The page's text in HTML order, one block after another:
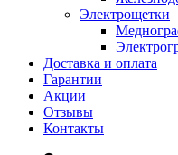
Электрощетки
Доставка и оплата
Гарантии
Акции
Отзывы
Контакты